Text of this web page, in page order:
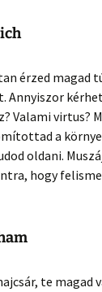
érzed magad
Annyiszor
Valami virtus?
a
oldani.
hogy
te magad